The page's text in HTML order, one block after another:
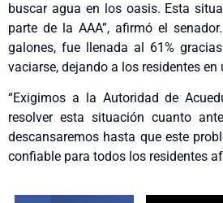
buscar agua en los oasis. Esta
parte de la AAA”, afirmó el
galones, fue llenada al 61%
vaciarse, dejando a los residentes
“Exigimos a la Autoridad de
resolver esta situación cuanto
descansaremos hasta que este
confiable para todos los residentes